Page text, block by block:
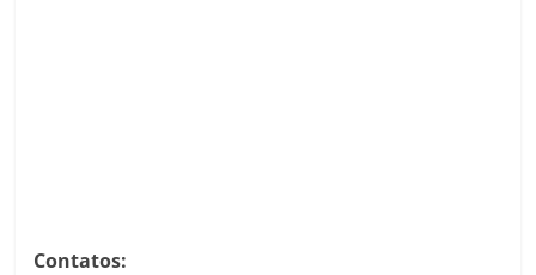
Contatos: